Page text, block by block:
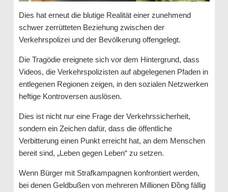
Dies hat erneut die blutige Realität einer zunehmend
schwer zerrütteten Beziehung zwischen der
Verkehrspolizei und der Bevölkerung offengelegt.
Die Tragödie ereignete sich vor dem Hintergrund, dass
Videos, die Verkehrspolizisten auf abgelegenen Pfaden in
entlegenen Regionen zeigen, in den sozialen Netzwerken
heftige Kontroversen auslösen.
Dies ist nicht nur eine Frage der Verkehrssicherheit,
sondern ein Zeichen dafür, dass die öffentliche
Verbitterung einen Punkt erreicht hat, an dem Menschen
bereit sind, „Leben gegen Leben“ zu setzen.
Wenn Bürger mit Strafkampagnen konfrontiert werden,
bei denen Geldbußen von mehreren Millionen Đồng fällig